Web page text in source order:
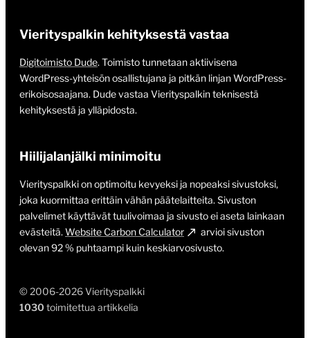
© 2006-2026 Vierityspalkki
1030 toimitettua artikkelia
Vierityspalkin kehityksestä vastaa
Digitoimisto Dude. Toimisto tunnetaan aktiivisena
WordPress-yhteisön osallistujana ja pitkän linjan WordPress-
erikoisosaajana. Dude vastaa Vierityspalkin teknisestä
kehityksestä ja ylläpidosta.
Hiilijalanjälki minimoitu
Vierityspalkki on optimoitu kevyeksi ja nopeaksi sivustoksi,
joka kuormittaa erittäin vähän päätelaitteita. Sivuston
palvelimet käyttävät tuulivoimaa ja sivusto ei aseta lainkaan
evästeitä. Website Carbon Calculator
arvioi sivuston
olevan 92 % puhtaampi kuin keskiarvosivusto.